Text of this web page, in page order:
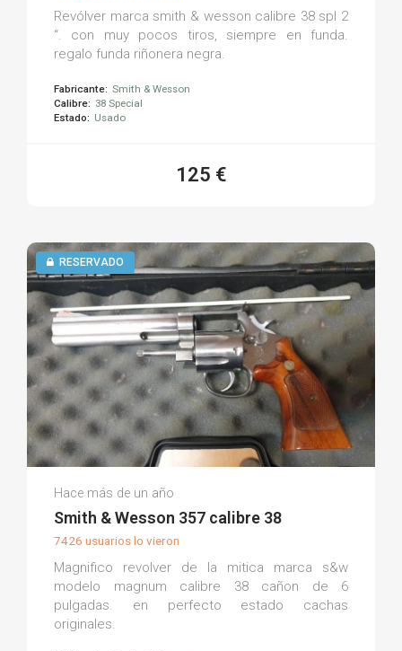
Revólver marca smith & wesson calibre 38 spl 2
“. con muy pocos tiros, siempre en funda.
regalo funda riñonera negra.
Fabricante: Smith & Wesson
Calibre: 38 Special
Estado: Usado
125 €
RESERVADO
Miguel P.
Hace más de un año
Smith & Wesson 357 calibre 38
7426 usuarios lo vieron
Magnifico revolver de la mitica marca s&w
modelo magnum calibre 38 cañon de 6
pulgadas. en perfecto estado cachas
originales.